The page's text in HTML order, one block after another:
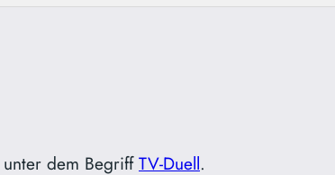
dem BegriffTV-Duell.